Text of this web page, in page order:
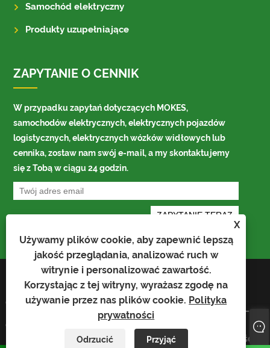
X
Używamy plików cookie, aby zapewnić lepszą
jakość przeglądania, analizować ruch w
witrynie i personalizować zawartość.
Korzystając z tej witryny, wyrażasz zgodę na
używanie przez nas plików cookie. Polityka
prywatności
Odrzucić Przyjąć
Samochód elektryczny
Produkty uzupełniające
ZAPYTANIE O CENNIK
W przypadku zapytań dotyczących MOKES,
samochodów elektrycznych, elektrycznych pojazdów
logistycznych, elektrycznych wózków widłowych lub
cennika, zostaw nam swój e-mail, a my skontaktujemy
się z Tobą w ciągu 24 godzin.
Prawa autorskie © 2022 Shandong Heima
Construction Machinery Co. LTD —
Elektryczny wózek widłowy, Samochód
elektryczny — Wszelkie prawa zastrzeżone.
Sitemap
RSS
XML
prywatności